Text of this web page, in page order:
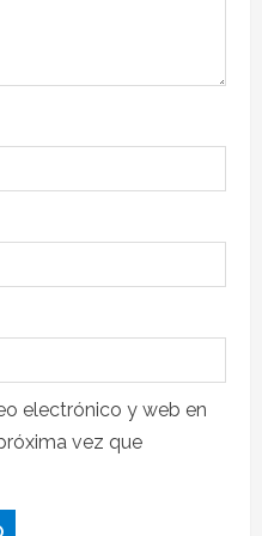
electrónico y web en
vez que